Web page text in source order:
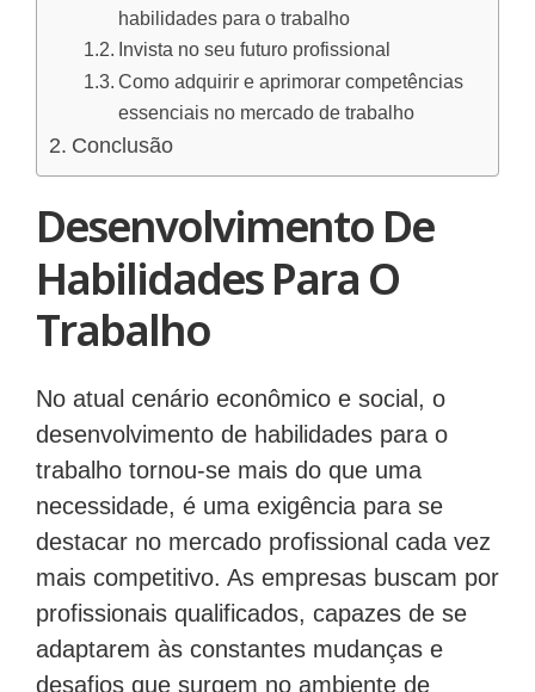
habilidades para o trabalho
Invista no seu futuro profissional
Como adquirir e aprimorar competências
essenciais no mercado de trabalho
Conclusão
Desenvolvimento De
Habilidades Para O
Trabalho
No atual cenário econômico e social, o
desenvolvimento de habilidades para o
trabalho tornou-se mais do que uma
necessidade, é uma exigência para se
destacar no mercado profissional cada vez
mais competitivo. As empresas buscam por
profissionais qualificados, capazes de se
adaptarem às constantes mudanças e
desafios que surgem no ambiente de